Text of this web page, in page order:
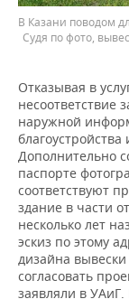
В Казани поводом
Судя по фото,
Отказывая в
несоответствие
наружной
Дополнительно
паспорте
соответствуют
здание в части
несколько лет
эскиз по этому
дизайна
согласовать
заявляли в